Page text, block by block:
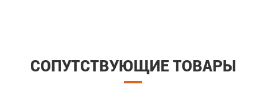
СОПУТСТВУЮЩИЕ ТОВАРЫ